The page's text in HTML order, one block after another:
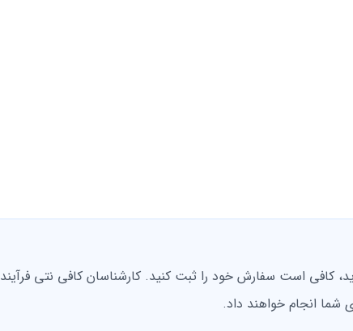
ملی را دارید، کافی است سفارش خود را ثبت کنید. کارشناسان کافی نتی فرآیند
شما انجام خواهند داد.